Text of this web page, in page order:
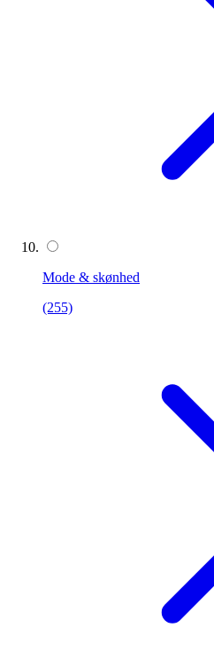
Mode & skønhed
(255)